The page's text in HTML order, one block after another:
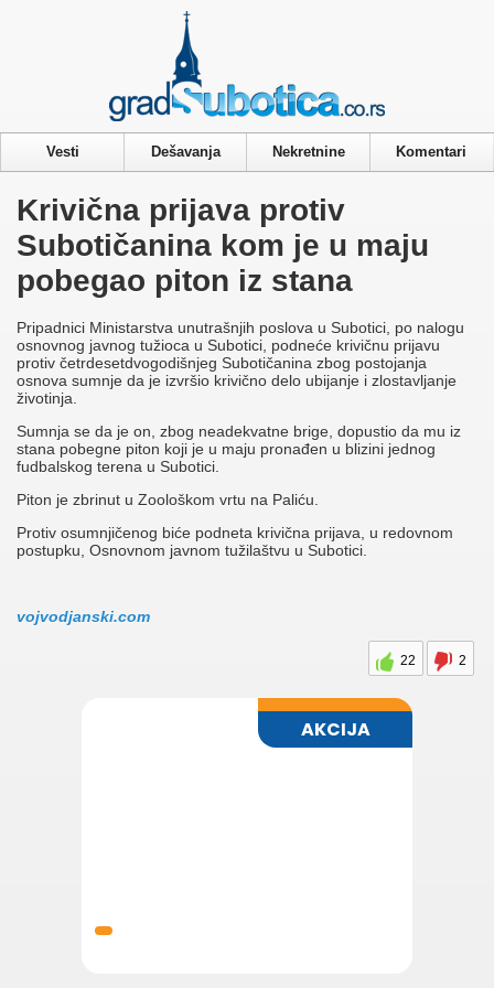
Vesti Dešavanja Nekretnine Komentari
Krivična prijava protiv
Subotičanina kom je u maju
pobegao piton iz stana
Pripadnici Ministarstva unutrašnjih poslova u Subotici, po nalogu
osnovnog javnog tužioca u Subotici, podneće krivičnu prijavu
protiv četrdesetdvogodišnjeg Subotičanina zbog postojanja
osnova sumnje da je izvršio krivično delo ubijanje i zlostavljanje
životinja.
Sumnja se da je on, zbog neadekvatne brige, dopustio da mu iz
stana pobegne piton koji je u maju pronađen u blizini jednog
fudbalskog terena u Subotici.
Piton je zbrinut u Zoološkom vrtu na Paliću.
Protiv osumnjičenog biće podneta krivična prijava, u redovnom
postupku, Osnovnom javnom tužilaštvu u Subotici.
vojvodjanski.com
22 2
Privacy & Cookies Policy